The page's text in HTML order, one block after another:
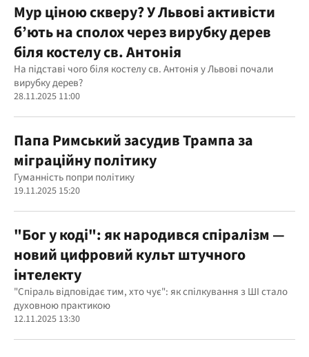
Мур ціною скверу? У Львові активісти
б’ють на сполох через вирубку дерев
біля костелу св. Антонія
На підставі чого біля костелу св. Антонія у Львові почали
вирубку дерев?
28.11.2025 11:00
Папа Римський засудив Трампа за
міграційну політику
Гуманність попри політику
19.11.2025 15:20
"Бог у коді": як народився спіралізм —
новий цифровий культ штучного
інтелекту
"Спіраль відповідає тим, хто чує": як спілкування з ШІ стало
духовною практикою
12.11.2025 13:30